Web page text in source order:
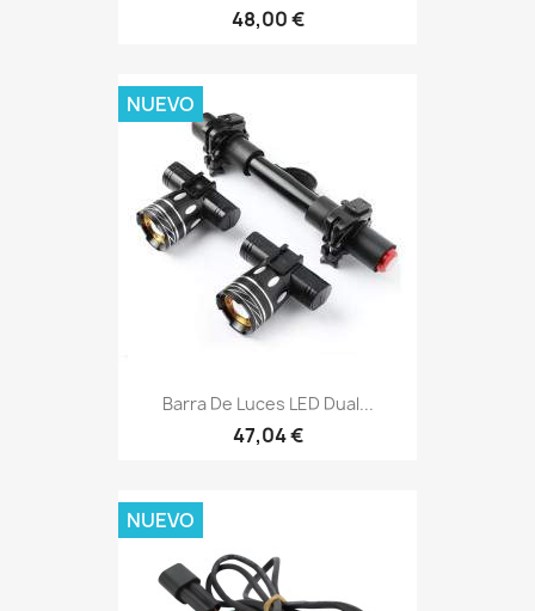
48,00 €
Barra De Luces LED Dual...
47,04 €
NUEVO
NUEVO